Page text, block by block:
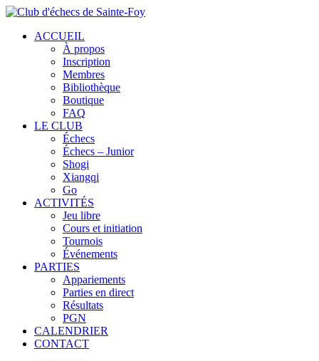
ACCUEIL
À propos
Inscription
Membres
Bibliothèque
Boutique
FAQ
LE CLUB
Échecs
Échecs – Junior
Shogi
Xiangqi
Go
ACTIVITÉS
Jeu libre
Cours et initiation
Tournois
Événements
PARTIES
Appariements
Parties en direct
Résultats
PGN
CALENDRIER
CONTACT